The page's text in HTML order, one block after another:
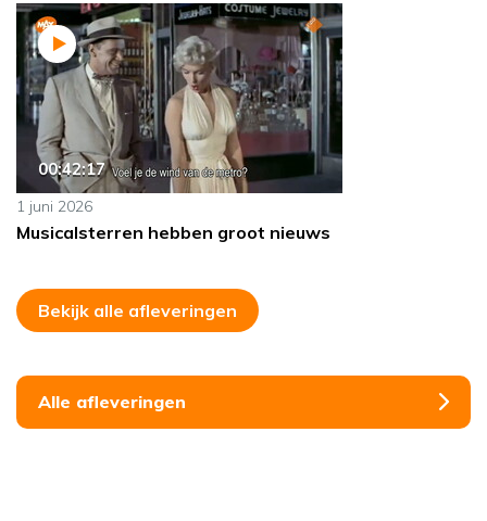
00:42:17
1 juni 2026
Musicalsterren hebben groot nieuws
Bekijk alle afleveringen
Alle afleveringen